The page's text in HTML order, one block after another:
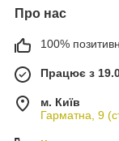
Про нас
100%
Працює з
м. Київ
Гарматна, 9